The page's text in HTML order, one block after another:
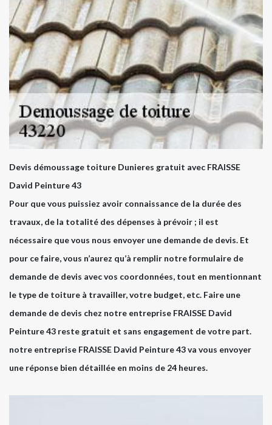
Devis démoussage toiture Dunieres gratuit avec FRAISSE
David Peinture 43
Pour que vous puissiez avoir connaissance de la durée des
travaux, de la totalité des dépenses à prévoir ; il est
nécessaire que vous nous envoyer une demande de devis. Et
pour ce faire, vous n’aurez qu’à remplir notre formulaire de
demande de devis avec vos coordonnées, tout en mentionnant
le type de toiture à travailler, votre budget, etc. Faire une
demande de devis chez notre entreprise FRAISSE David
Peinture 43 reste gratuit et sans engagement de votre part.
notre entreprise FRAISSE David Peinture 43 va vous envoyer
une réponse bien détaillée en moins de 24 heures.